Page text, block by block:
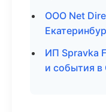
ООО Net
ИП Spravka
и события в